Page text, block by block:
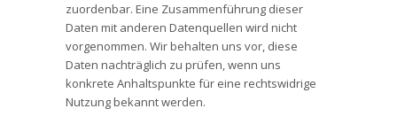
zuordenbar. Eine Zusammenführung dieser
Daten mit anderen Datenquellen wird nicht
vorgenommen. Wir behalten uns vor, diese
Daten nachträglich zu prüfen, wenn uns
konkrete Anhaltspunkte für eine rechtswidrige
Nutzung bekannt werden.